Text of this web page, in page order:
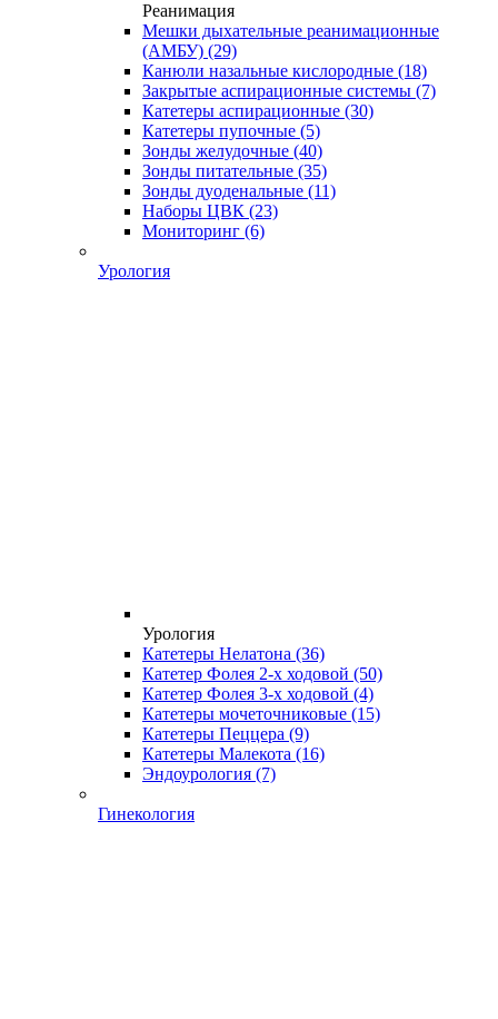
Реанимация
Мешки дыхательные реанимационные
(АМБУ) (29)
Канюли назальные кислородные (18)
Закрытые аспирационные системы (7)
Катетеры аспирационные (30)
Катетеры пупочные (5)
Зонды желудочные (40)
Зонды питательные (35)
Зонды дуоденальные (11)
Наборы ЦВК (23)
Мониторинг (6)
Урология
Урология
Катетеры Нелатона (36)
Катетер Фолея 2-х ходовой (50)
Катетер Фолея 3-х ходовой (4)
Катетеры мочеточниковые (15)
Катетеры Пеццера (9)
Катетеры Малекота (16)
Эндоурология (7)
Гинекология